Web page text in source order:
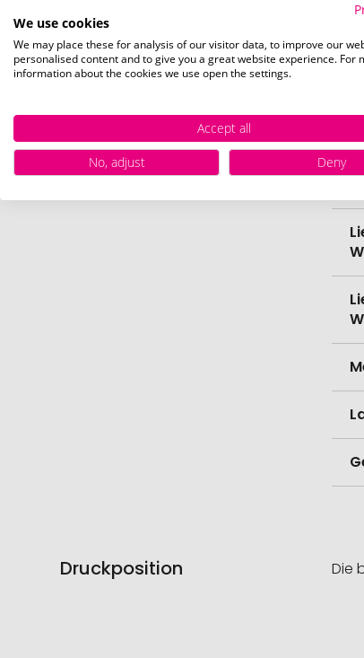
Druckposition Die
We use cookies
We may place these for analysis of our visitor data, to improve our
personalised content and to give you a great website experience. For
information about the cookies we use open the settings.
Accept all
No, adjust
Deny